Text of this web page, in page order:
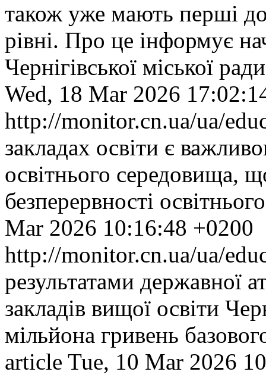
також уже мають перші
рівні. Про це інформує
Чернігівської міської
Wed, 18 Mar 2026
http://monitor.cn.ua/ua/
закладах освіти є
освітнього середовища,
безперервності
Mar 2026 10:16:48 +0200
http://monitor.cn.ua/ua/
результатами державної
закладів вищої освіти
мільйона гривень
article Tue, 10 Mar 2026